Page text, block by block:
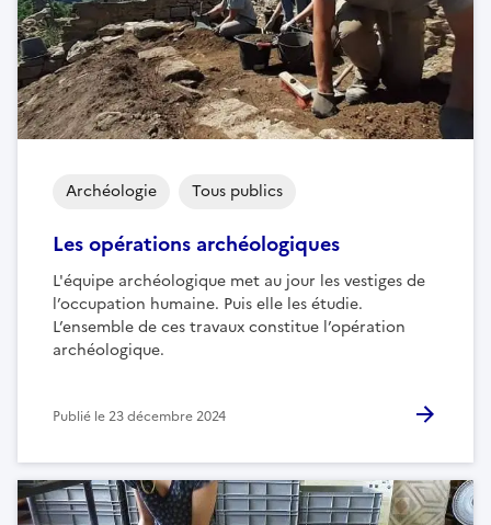
Les opérations archéologiques
L'équipe archéologique met au jour les vestiges de
l’occupation humaine. Puis elle les étudie.
L’ensemble de ces travaux constitue l’opération
archéologique.
Archéologie Tous publics
Publié le23 décembre 2024